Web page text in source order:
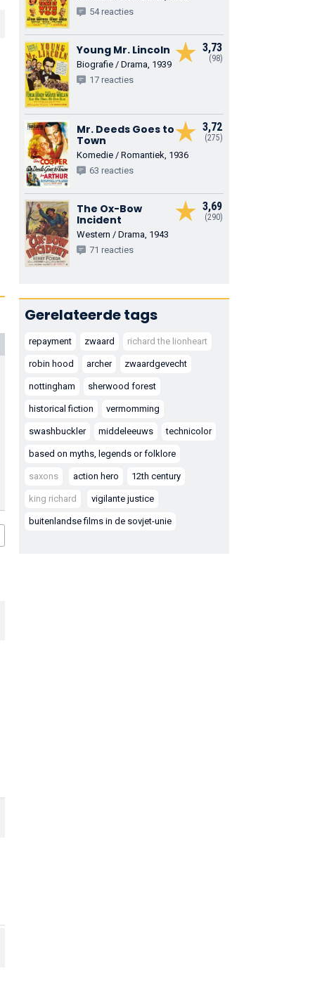
54 reacties
3,73
(98)
Young Mr. Lincoln
Biografie / Drama, 1939
17 reacties
3,72
(275)
Mr. Deeds Goes to
Town
Komedie / Romantiek, 1936
63 reacties
3,69
(290)
The Ox-Bow
Incident
Western / Drama, 1943
71 reacties
Gerelateerde tags
repayment zwaard richard the lionheart
robin hood archer zwaardgevecht
nottingham sherwood forest
historical fiction vermomming
swashbuckler middeleeuws technicolor
based on myths, legends or folklore
saxons action hero 12th century
king richard vigilante justice
buitenlandse films in de sovjet-unie